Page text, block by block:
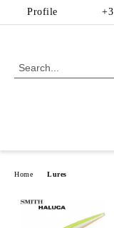
Profile
Home Lures